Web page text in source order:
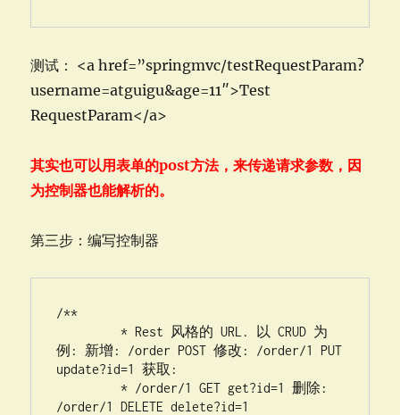
测试： <a href=”springmvc/testRequestParam?
username=atguigu&age=11″>Test
RequestParam</a>
其实也可以用表单的post方法，来传递请求参数，因
为控制器也能解析的。
第三步：编写控制器
/**
例: 新增: /order POST 修改: /order/1 PUT
update?id=1 获取:
/order/1 DELETE delete?id=1